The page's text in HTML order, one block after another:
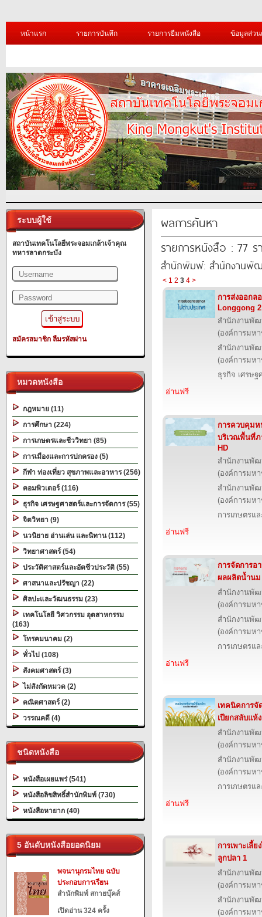
หน้าแรก รายการบันทึก รายการยืมหนังสือ ข้อมูลส่ว
ระบบผู้ใช้
สถาบันเทคโนโลยีพระจอมเกล้าเจ้าคุณ
ทหารลาดกระบัง
สมัครสมาชิก ลืมรหัสผ่าน
หมวดหนังสือ
กฎหมาย (11)
การศึกษา (224)
การเกษตรและชีววิทยา (85)
การเมืองและการปกครอง (5)
กีฬา ท่องเที่ยว สุขภาพและอาหาร (256)
คอมพิวเตอร์ (116)
ธุรกิจ เศรษฐศาสตร์และการจัดการ (55)
จิตวิทยา (9)
นวนิยาย อ่านเล่น และนิทาน (112)
วิทยาศาสตร์ (54)
ประวัติศาสตร์และอัตชีวประวัติ (55)
ศาสนาและปรัชญา (22)
ศิลปะและวัฒนธรรม (23)
เทคโนโลยี วิศวกรรม อุตสาหกรรม
(163)
โทรคมนาคม (2)
ทั่วไป (108)
สังคมศาสตร์ (3)
ไม่สังกัดหมวด (2)
คณิตศาสตร์ (2)
วรรณคดี (4)
ชนิดหนังสือ
หนังสือเผยแพร่ (541)
หนังสือลิขสิทธิ์สำนักพิมพ์ (730)
หนังสือหายาก (40)
5 อันดับหนังสือยอดนิยม
พจนานุกรมไทย ฉบับ
ประกอบการเรียน
สำนักพิมพ์ สกายบุ๊คส์
เปิดอ่าน 324 ครั้ง
ผลการค้นหา
รายการหนังสือ : 77 ร
สำนักพิมพ์: สำนักงานพัฒ
< 1 2 3 4 >
การส่งออกล
Longgong
สำนักงานพัฒ
(องค์การมห
สำนักงานพัฒ
(องค์การมห
ธุรกิจ เศรษฐ
อ่านฟรี
การควบคุม
บริเวณพื้นที่
HD
สำนักงานพัฒ
(องค์การมห
สำนักงานพัฒ
(องค์การมห
การเกษตรแ
อ่านฟรี
การจัดการอ
ผลผลิตน้ำนม
สำนักงานพัฒ
(องค์การมห
สำนักงานพัฒ
(องค์การมห
การเกษตรแ
อ่านฟรี
เทคนิคการจั
เปียกสลับแห้
สำนักงานพัฒ
(องค์การมห
สำนักงานพัฒ
(องค์การมห
การเกษตรแ
อ่านฟรี
การเพาะเลี้ย
ลูกปลา 1
สำนักงานพัฒ
(องค์การมห
สำนักงานพัฒ
(องค์การมห